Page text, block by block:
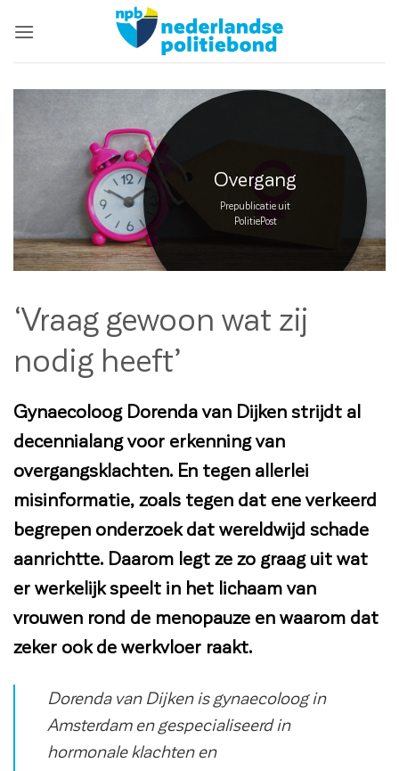
naar
Overgang
Prepublicatie uit
PolitiePost
‘Vraag gewoon wat zij
nodig heeft’
Gynaecoloog Dorenda van Dijken strijdt al
decennialang voor erkenning van
overgangsklachten. En tegen allerlei
misinformatie, zoals tegen dat ene verkeerd
begrepen onderzoek dat wereldwijd schade
aanrichtte. Daarom legt ze zo graag uit wat
er werkelijk speelt in het lichaam van
vrouwen rond de menopauze en waarom dat
zeker ook de werkvloer raakt.
Dorenda van Dijken is gynaecoloog in
Amsterdam en gespecialiseerd in
hormonale klachten en